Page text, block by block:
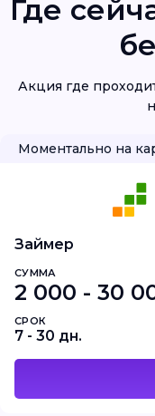
Где
Акция где
Моментально на
Займер
СУММА
2 000 - 30
СРОК
7 - 30 дн.